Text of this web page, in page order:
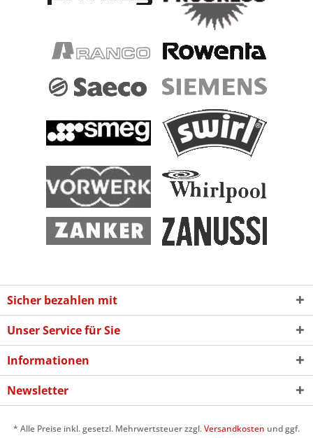
Sicher bezahlen mit
Unser Service für Sie
Informationen
Newsletter
* Alle Preise inkl. gesetzl. Mehrwertsteuer zzgl.Versandkosten und ggf.